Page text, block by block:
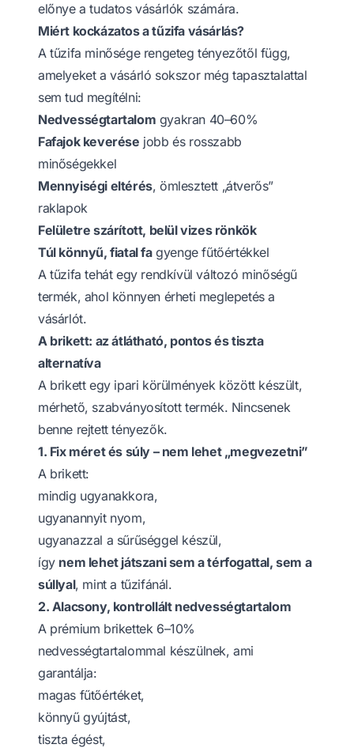
előnye a tudatos vásárlók számára.
Miért kockázatos a tűzifa vásárlás?
A tűzifa minősége rengeteg tényezőtől függ,
amelyeket a vásárló sokszor még tapasztalattal
sem tud megítélni:
Nedvességtartalom gyakran 40–60%
Fafajok keverése jobb és rosszabb
minőségekkel
Mennyiségi eltérés, ömlesztett „átverős”
raklapok
Felületre szárított, belül vizes rönkök
Túl könnyű, fiatal fagyenge fűtőértékkel
A tűzifa tehát egy rendkívül változó minőségű
termék, ahol könnyen érheti meglepetés a
vásárlót.
A brikett: az átlátható, pontos és tiszta
alternatíva
A brikett egy ipari körülmények között készült,
mérhető, szabványosított termék. Nincsenek
benne rejtett tényezők.
1. Fix méret és súly – nem lehet „megvezetni”
A brikett:
mindig ugyanakkora,
ugyanannyit nyom,
ugyanazzal a sűrűséggel készül,
így nem lehet játszani sem a térfogattal, sem a
súllyal, mint a tűzifánál.
2. Alacsony, kontrollált nedvességtartalom
A prémium brikettek 6–10%
nedvességtartalommal készülnek, ami
garantálja:
magas fűtőértéket,
könnyű gyújtást,
tiszta égést,